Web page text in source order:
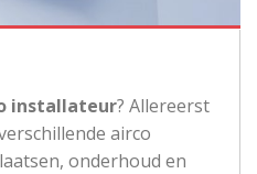
installateur? Allereerst
airco
onderhoud en